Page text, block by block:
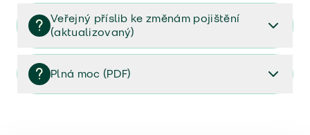
Informace o zpracování osobních údajů (PDF)
Veřejný příslib ke změnám pojištění
(aktualizovaný)
Veřejný příslib ke změnám pojištění (aktualizovaný)
Plná moc (PDF)